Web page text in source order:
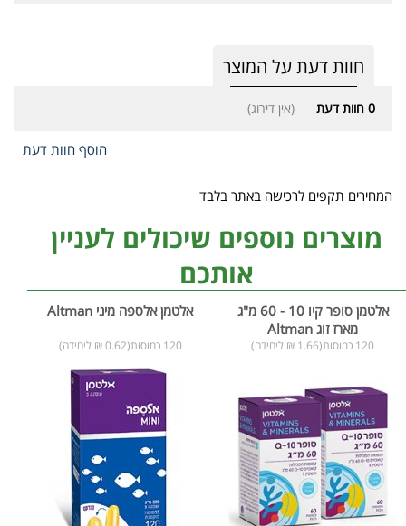
חוות דעת על המוצר
0 חוות דעת (אין דירוג)
הוסף חוות דעת
המחירים תקפים לרכישה באתר בלבד
מוצרים נוספים שיכולים לעניין
אותכם
אלטמן סופר קיו 10 - 60 מ"ג
מארז זוג Altman
120 כמוסות(1.66 ₪ ליחידה)
אלטמן אלספה מיני Altman
120 כמוסות(0.62 ₪ ליחידה)